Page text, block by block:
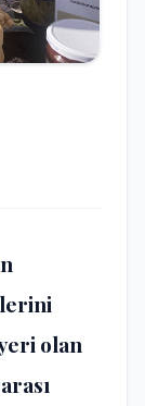
olan